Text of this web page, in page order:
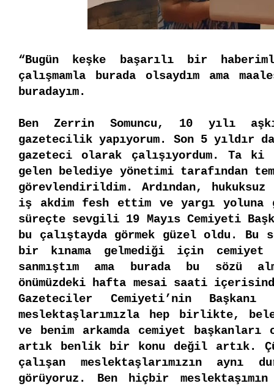
“Bugün keşke başarılı bir
çalışmamla burada olsaydım ama
buradayım.
Ben Zerrin Somuncu, 10 yılı
gazetecilik yapıyorum. Son 5 yıldır
gazeteci olarak çalışıyordum. Ta
gelen belediye yönetimi tarafından
görevlendirildim. Ardından,
iş akdim fesh ettim ve yargı
süreçte sevgili 19 Mayıs Cemiyeti
bu çalıştayda görmek güzel oldu.
bir kınama gelmediği için cemiyet
sanmıştım ama burada bu sözü
önümüzdeki hafta mesai saati
Gazeteciler Cemiyeti’nin
meslektaşlarımızla hep birlikte,
ve benim arkamda cemiyet başkanları
artık benlik bir konu değil artık.
çalışan meslektaşlarımızın aynı
görüyoruz. Ben hiçbir